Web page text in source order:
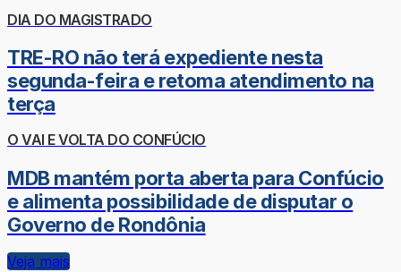
DIA DO MAGISTRADO
TRE-RO não terá expediente nesta
segunda-feira e retoma atendimento na
terça
O VAI E VOLTA DO CONFÚCIO
MDB mantém porta aberta para Confúcio
e alimenta possibilidade de disputar o
Governo de Rondônia
Veja mais